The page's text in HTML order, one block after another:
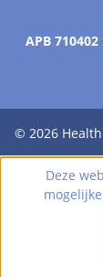
APB 710402
© 2026
Deze